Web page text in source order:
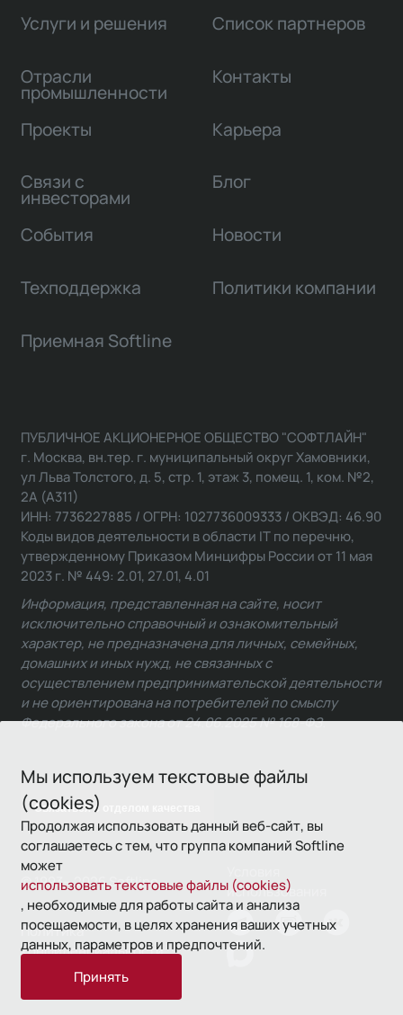
Мы используем текстовые файлы
(cookies)
Продолжая использовать данный веб-сайт, вы
соглашаетесь с тем, что группа компаний Softline
может
использовать текстовые файлы (cookies)
, необходимые для работы сайта и анализа
посещаемости, в целях хранения ваших учетных
данных, параметров и предпочтений.
Принять
Услуги и решения
Отрасли
промышленности
Проекты
Связи с
инвесторами
Список партнеров
Контакты
Карьера
Блог
События Новости
Техподдержка Политики компании
Приемная Softline
Связаться с отделом качества
ПУБЛИЧНОЕ АКЦИОНЕРНОЕ ОБЩЕСТВО "СОФТЛАЙН"
г. Москва, вн.тер. г. муниципальный округ Хамовники,
ул Льва Толстого, д. 5, стр. 1, этаж 3, помещ. 1, ком. №2,
2А (А311)
ИНН: 7736227885 / ОГРН: 1027736009333 / ОКВЭД: 46.90
Коды видов деятельности в области IT по перечню,
утвержденному Приказом Минцифры России от 11 мая
2023 г. № 449: 2.01, 27.01, 4.01
Информация, представленная на сайте, носит
исключительно справочный и ознакомительный
характер, не предназначена для личных, семейных,
домашних и иных нужд, не связанных с
осуществлением предпринимательской деятельности
и не ориентирована на потребителей по смыслу
Федерального закона от 24.06.2025 № 168-ФЗ.
© 1993—2026 Softline
использования
Политика
конфиденциальности